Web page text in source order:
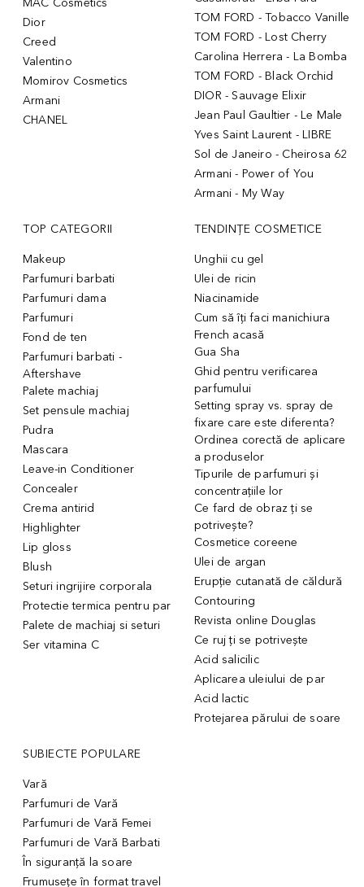
MAC Cosmetics
Dior
Creed
Valentino
Momirov Cosmetics
Armani
CHANEL
TOM FORD - Tobacco Vanille
TOM FORD - Lost Cherry
Carolina Herrera - La Bomba
TOM FORD - Black Orchid
DIOR - Sauvage Elixir
Jean Paul Gaultier - Le Male
Yves Saint Laurent - LIBRE
Sol de Janeiro - Cheirosa 62
Armani - Power of You
Armani - My Way
TOP CATEGORII
Makeup
Parfumuri barbati
Parfumuri dama
Parfumuri
Fond de ten
Parfumuri barbati -
Aftershave
Palete machiaj
Set pensule machiaj
Pudra
Mascara
Leave-in Conditioner
Concealer
Crema antirid
Highlighter
Lip gloss
Blush
Seturi ingrijire corporala
Protectie termica pentru par
Palete de machiaj si seturi
Ser vitamina C
TENDINȚE COSMETICE
Unghii cu gel
Ulei de ricin
Niacinamide
Cum să îți faci manichiura
French acasă
Gua Sha
Ghid pentru verificarea
parfumului
Setting spray vs. spray de
fixare care este diferenta?
Ordinea corectă de aplicare
a produselor
Tipurile de parfumuri și
concentrațiile lor
Ce fard de obraz ți se
potrivește?
Cosmetice coreene
Ulei de argan
Erupție cutanată de căldură
Contouring
Revista online Douglas
Ce ruj ți se potrivește
Acid salicilic
Aplicarea uleiului de par
Acid lactic
Protejarea părului de soare
SUBIECTE POPULARE
Vară
Parfumuri de Vară
Parfumuri de Vară Femei
Parfumuri de Vară Barbati
În siguranță la soare
Frumusețe în format travel